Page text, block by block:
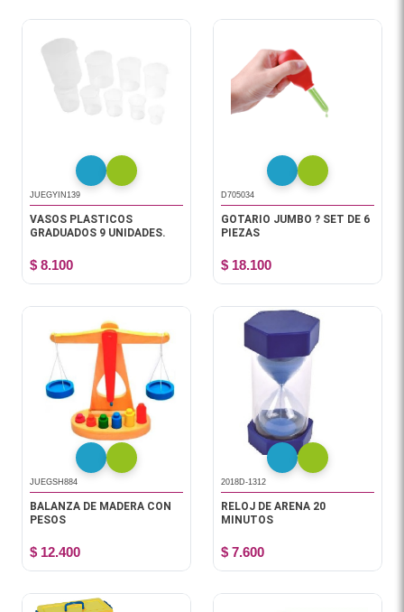
JUEGYIN139
VASOS PLASTICOS
GRADUADOS 9 UNIDADES.
$ 8.100
D705034
GOTARIO JUMBO ? SET DE 6
PIEZAS
$ 18.100
JUEGSH884
BALANZA DE MADERA CON
PESOS
$ 12.400
2018D-1312
RELOJ DE ARENA 20
MINUTOS
$ 7.600